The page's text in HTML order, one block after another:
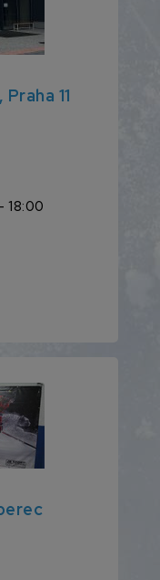
11
18:00